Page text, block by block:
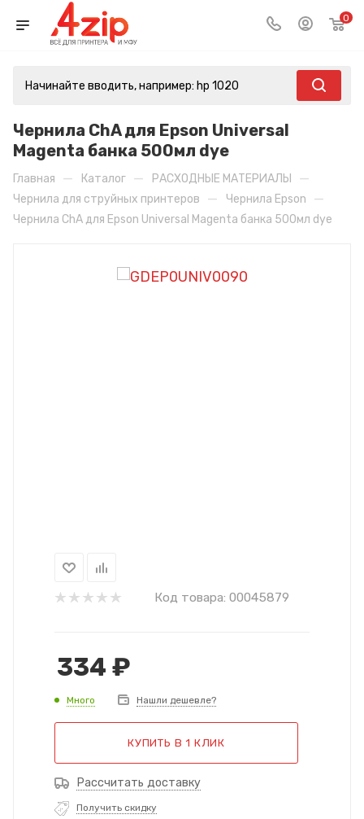
0
Чернила ChA для Epson Universal
Magenta банка 500мл dye
Главная — Каталог — РАСХОДНЫЕ МАТЕРИАЛЫ —
Чернила для струйных принтеров — Чернила Epson —
Чернила ChA для Epson Universal Magenta банка 500мл dye
Код товара: 00045879
334 ₽
Много Нашли дешевле?
КУПИТЬ В 1 КЛИК
Рассчитать доставку
Получить скидку